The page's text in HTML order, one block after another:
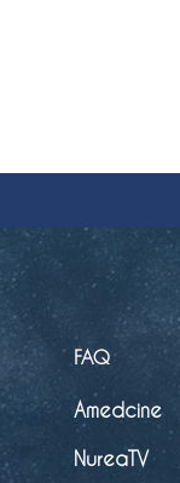
FAQ
Amedcine
NureaTV